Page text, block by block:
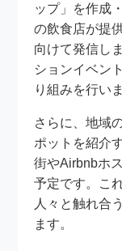
ップ」を作成
の飲食店が提
向けて発信し
ションイベン
り組みを行い
さらに、地域
ポットを紹介
街やAirbnbホ
予定です。こ
人々と触れ合
ます。